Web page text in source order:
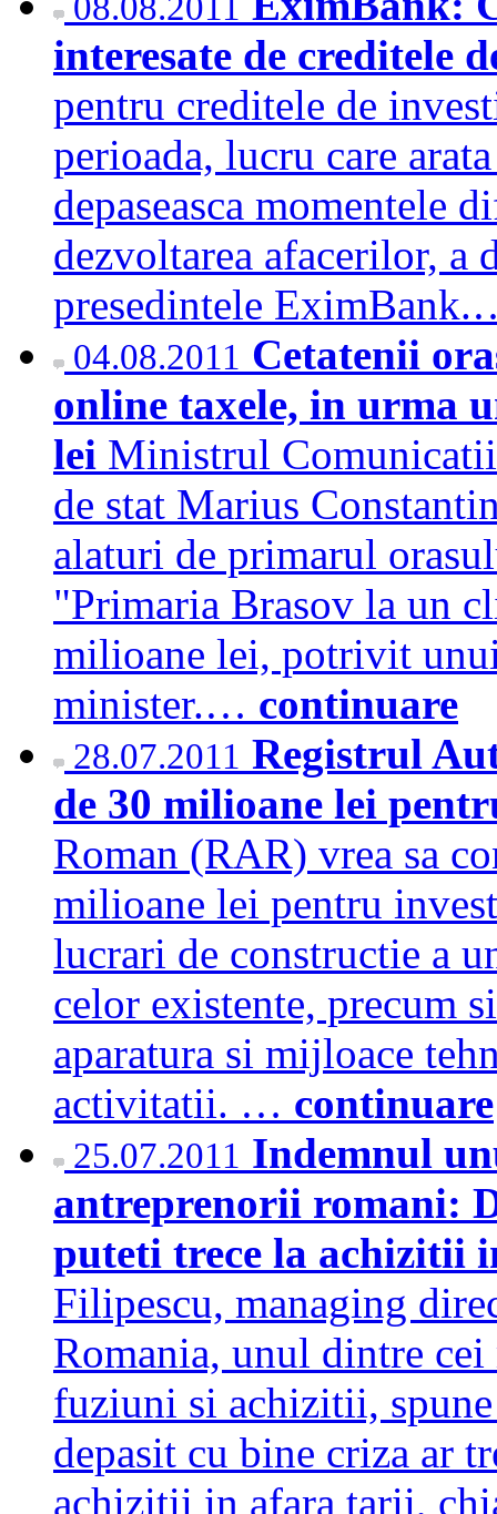
interesate de creditele
pentru creditele de
perioada, lucru care
depaseasca momentele
dezvoltarea afacerilor, a
presedintele
04.08.2011 Cetatenii
online taxele, in urma
lei Ministrul
de stat Marius
alaturi de primarul
"Primaria Brasov la un
milioane lei, potrivit
minister.… continuare
28.07.2011 Registrul
de 30 milioane lei
Roman (RAR) vrea sa
milioane lei pentru
lucrari de constructie a
celor existente, precum
aparatura si mijloace
activitatii. … continuare
25.07.2011 Indemnul
antreprenorii romani:
puteti trece la achizitii
Filipescu, managing
Romania, unul dintre
fuziuni si achizitii,
depasit cu bine criza ar
achizitii in afara tarii,